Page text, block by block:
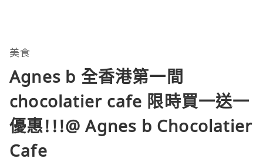
美食
Agnes b 全香港第一間
chocolatier cafe 限時買一送一
優惠!!!@ Agnes b Chocolatier
Cafe